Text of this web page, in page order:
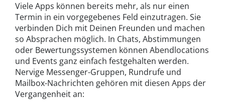
Viele Apps können bereits mehr, als nur einen
Termin in ein vorgegebenes Feld einzutragen. Sie
verbinden Dich mit Deinen Freunden und machen
so Absprachen möglich. In Chats, Abstimmungen
oder Bewertungssystemen können Abendlocations
und Events ganz einfach festgehalten werden.
Nervige Messenger-Gruppen, Rundrufe und
Mailbox-Nachrichten gehören mit diesen Apps der
Vergangenheit an: